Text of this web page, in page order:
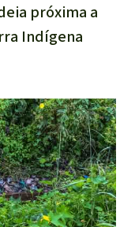
próxima a
Indígena